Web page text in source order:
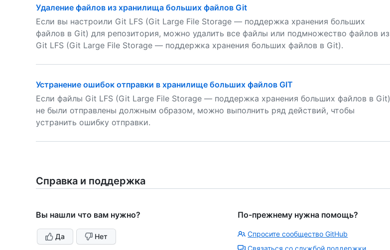
Удаление файлов из хранилища больших файлов Git
Если вы настроили Git LFS (Git Large File Storage — поддержка хранения больших
файлов в Git) для репозитория, можно удалить все файлы или подмножество файлов из
Git LFS (Git Large File Storage — поддержка хранения больших файлов в Git).
Устранение ошибок отправки в хранилище больших файлов GIT
Если файлы Git LFS (Git Large File Storage — поддержка хранения больших файлов в Git)
не были отправлены должным образом, можно выполнить ряд действий, чтобы
устранить ошибку отправки.
Справка и поддержка
Вы нашли что вам нужно?
Да Нет
По-прежнему нужна помощь?
Спросите сообщество GitHub
Связаться со службой поддержки